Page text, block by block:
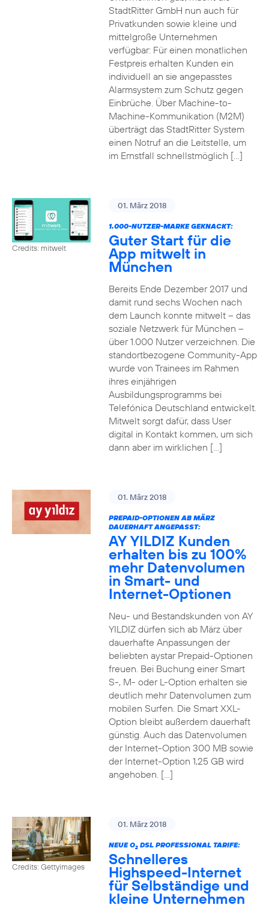
StadtRitter GmbH nun auch für
Privatkunden sowie kleine und
mittelgroße Unternehmen
verfügbar: Für einen monatlichen
Festpreis erhalten Kunden ein
individuell an sie angepasstes
Alarmsystem zum Schutz gegen
Einbrüche. Über Machine-to-
Machine-Kommunikation (M2M)
überträgt das StadtRitter System
einen Notruf an die Leitstelle, um
im Ernstfall schnellstmöglich […]
Credits: mitwelt
01. März 2018
1.000-NUTZER-MARKE GEKNACKT:
Guter Start für die
App mitwelt in
München
Bereits Ende Dezember 2017 und
damit rund sechs Wochen nach
dem Launch konnte mitwelt – das
soziale Netzwerk für München –
über 1.000 Nutzer verzeichnen. Die
standortbezogene Community-App
wurde von Trainees im Rahmen
ihres einjährigen
Ausbildungsprogramms bei
Telefónica Deutschland entwickelt.
Mitwelt sorgt dafür, dass User
digital in Kontakt kommen, um sich
dann aber im wirklichen […]
01. März 2018
PREPAID-OPTIONEN AB MÄRZ
DAUERHAFT ANGEPASST:
AY YILDIZ Kunden
erhalten bis zu 100%
mehr Datenvolumen
in Smart- und
Internet-Optionen
Neu- und Bestandskunden von AY
YILDIZ dürfen sich ab März über
dauerhafte Anpassungen der
beliebten aystar Prepaid-Optionen
freuen. Bei Buchung einer Smart
S-, M- oder L-Option erhalten sie
deutlich mehr Datenvolumen zum
mobilen Surfen. Die Smart XXL-
Option bleibt außerdem dauerhaft
günstig. Auch das Datenvolumen
der Internet-Option 300 MB sowie
der Internet-Option 1,25 GB wird
angehoben. […]
Credits: Gettyimages
01. März 2018
NEUE O2DSL PROFESSIONAL TARIFE:
Schnelleres
Highspeed-Internet
für Selbständige und
kleine Unternehmen